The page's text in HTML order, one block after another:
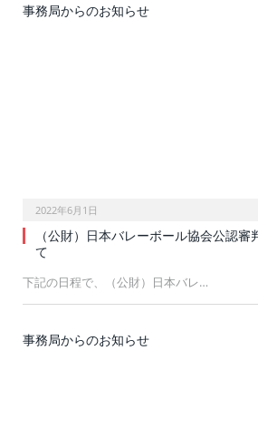
事務局からのお知らせ
2022年6月1日
（公財）日本バレーボール協会公認
て
下記の日程で、（公財）日本バレ…
事務局からのお知らせ